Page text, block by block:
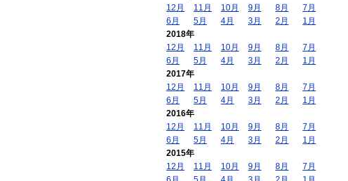
12月
11月 10月 9月 8月
7月
6月
5月 4月 3月 2月
1月
2018年
12月
11月 10月 9月 8月
7月
6月
5月 4月 3月 2月
1月
2017年
12月
11月 10月 9月 8月
7月
6月
5月 4月 3月 2月
1月
2016年
12月
11月 10月 9月 8月
7月
6月
5月 4月 3月 2月
1月
2015年
12月
11月 10月 9月 8月
7月